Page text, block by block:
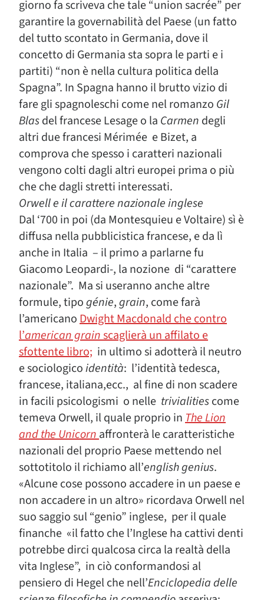
giorno fa scriveva che tale “union sacrée” per
garantire la governabilità del Paese (un fatto
del tutto scontato in Germania, dove il
concetto di Germania sta sopra le parti e i
partiti) “non è nella cultura politica della
Spagna”. In Spagna hanno il brutto vizio di
fare gli spagnoleschi come nel romanzo Gil
Blasdel francese Lesage o la Carmen degli
altri due francesi Mérimée e Bizet, a
comprova che spesso i caratteri nazionali
vengono colti dagli altri europei prima o più
che che dagli stretti interessati.
Orwell e il carattere nazionale inglese
Dal ‘700 in poi (da Montesquieu e Voltaire) sì è
diffusa nella pubblicistica francese, e da lì
anche in Italia – il primo a parlarne fu
Giacomo Leopardi-, la nozione di “carattere
nazionale”. Ma si useranno anche altre
formule, tipogénie,grain, come farà
l’americanoDwight Macdonald che contro
l’american grainscaglierà un affilato e
sfottente libro; in ultimo si adotterà il neutro
e sociologicoidentità: l’identità tedesca,
francese, italiana,ecc., al fine di non scadere
in facili psicologismi o nelle trivialitiescome
temeva Orwell, il quale proprio inThe Lion
and the Unicornaffronterà le caratteristiche
nazionali del proprio Paese mettendo nel
sottotitolo il richiamo all’english genius.
«Alcune cose possono accadere in un paese e
non accadere in un altro» ricordava Orwell nel
suo saggio sul “genio” inglese, per il quale
finanche «il fatto che l’Inglese ha cattivi denti
potrebbe dirci qualcosa circa la realtà della
vita Inglese”, in ciò conformandosi al
pensiero di Hegel che nell’Enciclopedia delle